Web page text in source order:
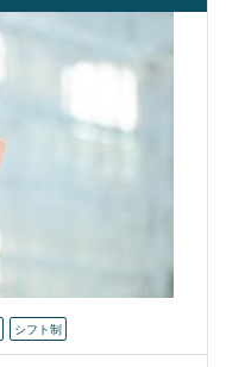
シフト制